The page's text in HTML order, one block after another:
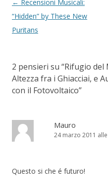
Navigazione articolo
← Recensioni Musicali:
“Hidden” by These New
Puritans
2 pensieri su “Rifugio del
Altezza fra i Ghiacciai, e
con il Fotovoltaico”
Mauro
24 marzo 2011
Questo si che é futuro!